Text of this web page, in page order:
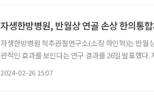
자생한방병원, 반월상 연골 손상 한의통
자생한방병원 척추관절연구소(소장 하인혁)는 반월
관적인 효과를 보인다는 연구 결과를 26일 발표했다
2024-02-26 15:07